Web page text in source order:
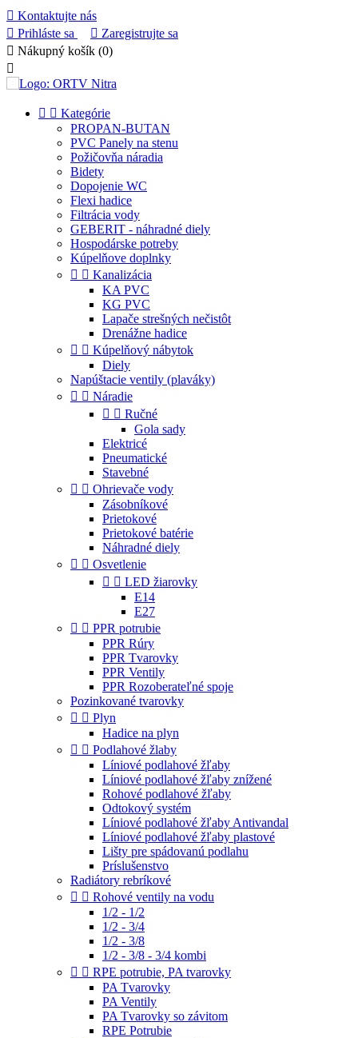
 Kontaktujte nás
 Prihláste sa  Zaregistrujte sa
 Nákupný košík (0)

  Kategórie
PROPAN-BUTAN
PVC Panely na stenu
Požičovňa náradia
Bidety
Dopojenie WC
Flexi hadice
Filtrácia vody
GEBERIT - náhradné diely
Hospodárske potreby
Kúpelňove doplnky
  Kanalizácia
KA PVC
KG PVC
Lapače strešných nečistôt
Drenážne hadice
  Kúpelňový nábytok
Diely
Napúštacie ventily (plaváky)
  Náradie
  Ručné
Gola sady
Elektricé
Pneumatické
Stavebné
  Ohrievače vody
Zásobníkové
Prietokové
Prietokové batérie
Náhradné diely
  Osvetlenie
  LED žiarovky
E14
E27
  PPR potrubie
PPR Rúry
PPR Tvarovky
PPR Ventily
PPR Rozoberateľné spoje
Pozinkované tvarovky
  Plyn
Hadice na plyn
  Podlahové žlaby
Líniové podlahové žľaby
Líniové podlahové žľaby znížené
Rohové podlahové žľaby
Odtokový systém
Líniové podlahové žľaby Antivandal
Líniové podlahové žľaby plastové
Lišty pre spádovanú podlahu
Príslušenstvo
Radiátory rebríkové
  Rohové ventily na vodu
1/2 - 1/2
1/2 - 3/4
1/2 - 3/8
1/2 - 3/8 - 3/4 kombi
  RPE potrubie, PA tvarovky
PA Tvarovky
PA Ventily
PA Tvarovky so závitom
RPE Potrubie